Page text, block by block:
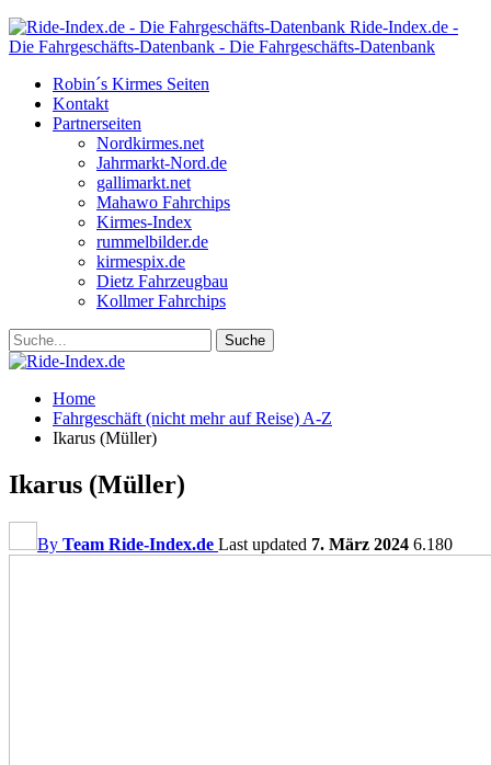
Ride-Index.de -
Die Fahrgeschäfts-Datenbank - Die Fahrgeschäfts-Datenbank
Robin´s Kirmes Seiten
Kontakt
Partnerseiten
Nordkirmes.net
Jahrmarkt-Nord.de
gallimarkt.net
Mahawo Fahrchips
Kirmes-Index
rummelbilder.de
kirmespix.de
Dietz Fahrzeugbau
Kollmer Fahrchips
Home
Fahrgeschäft (nicht mehr auf Reise) A-Z
Ikarus (Müller)
Ikarus (Müller)
By Team Ride-Index.de Last updated 7. März 2024 6.180